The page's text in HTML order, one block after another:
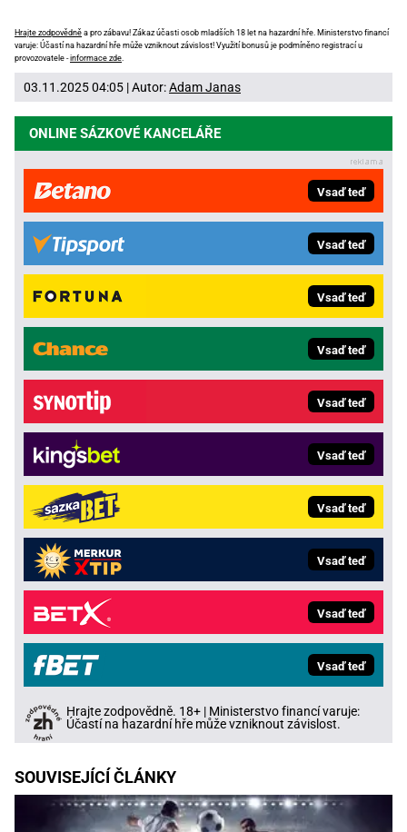
Hrajte zodpovědně a pro zábavu! Zákaz účasti osob mladších 18 let na hazardní hře. Ministerstvo financí
varuje: Účastí na hazardní hře může vzniknout závislost! Využití bonusů je podmíněno registrací u
provozovatele -informace zde.
03.11.2025 04:05 | Autor:Adam Janas
ONLINE SÁZKOVÉ KANCELÁŘE
Vsaď teď
Vsaď teď
Vsaď teď
Vsaď teď
Vsaď teď
Vsaď teď
Vsaď teď
Vsaď teď
Vsaď teď
Vsaď teď
Hrajte zodpovědně. 18+ | Ministerstvo financí varuje:
Účastí na hazardní hře může vzniknout závislost.
SOUVISEJÍCÍ ČLÁNKY